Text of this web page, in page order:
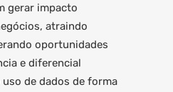
gerar impacto
atraindo
oportunidades
e diferencial
de dados de forma